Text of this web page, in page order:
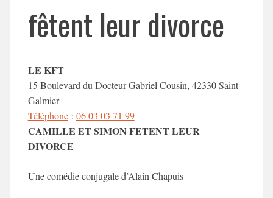
fêtent leur divorce
LE KFT
15 Boulevard du Docteur Gabriel Cousin, 42330 Saint-
Galmier
Téléphone: 06 03 03 71 99
CAMILLE ET SIMON FETENT LEUR
DIVORCE
Une comédie conjugale d’Alain Chapuis